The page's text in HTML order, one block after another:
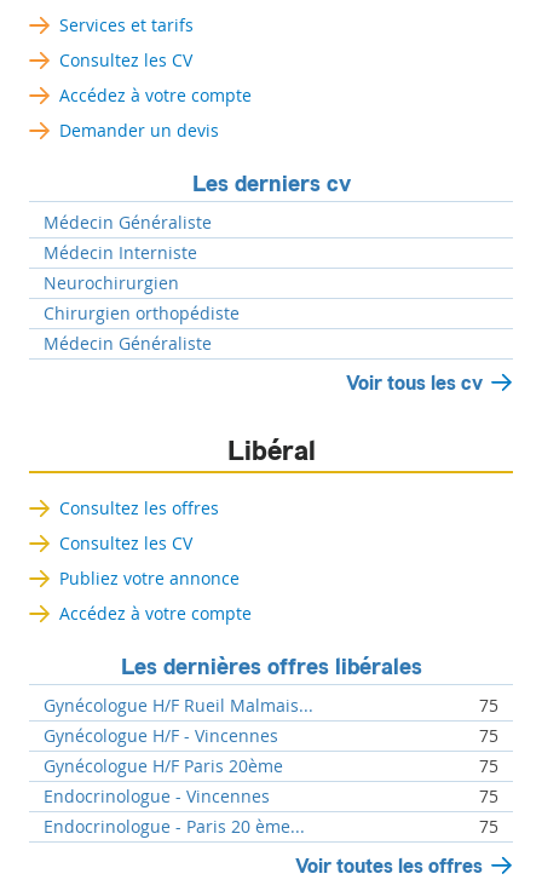
Services et tarifs
Consultez les CV
Accédez à votre compte
Demander un devis
Les derniers cv
Médecin Généraliste
Médecin Interniste
Neurochirurgien
Chirurgien orthopédiste
Médecin Généraliste
Voir tous les cv
Libéral
Consultez les offres
Consultez les CV
Publiez votre annonce
Accédez à votre compte
Les dernières offres libérales
Gynécologue H/F Rueil Malmais...
75
Gynécologue H/F - Vincennes
75
Gynécologue H/F Paris 20ème
75
Endocrinologue - Vincennes
75
Endocrinologue - Paris 20 ème...
75
Voir toutes les offres